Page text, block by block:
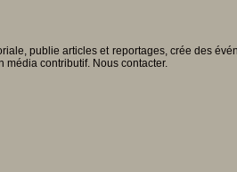
publie articles et reportages, crée des
média contributif. Nous contacter.